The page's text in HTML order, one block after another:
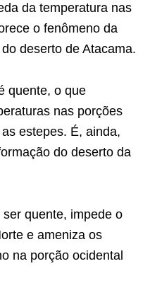
da temperatura nas
o fenômeno da
deserto de Atacama.
quente, o que
nas porções
estepes. É, ainda,
do deserto da
quente, impede o
e ameniza os
na porção ocidental